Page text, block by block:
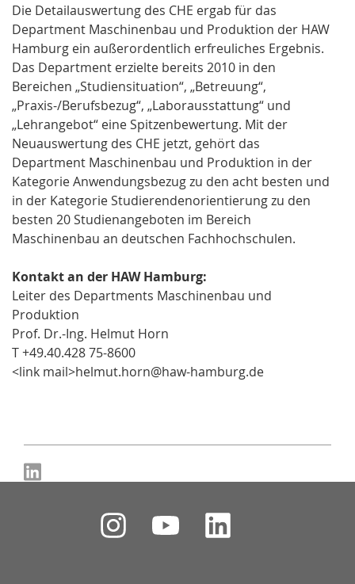
Die Detailauswertung des CHE ergab für das
Department Maschinenbau und Produktion der HAW
Hamburg ein außerordentlich erfreuliches Ergebnis.
Das Department erzielte bereits 2010 in den
Bereichen „Studiensituation“, „Betreuung“,
„Praxis-/Berufsbezug“, „Laborausstattung“ und
„Lehrangebot“ eine Spitzenbewertung. Mit der
Neuauswertung des CHE jetzt, gehört das
Department Maschinenbau und Produktion in der
Kategorie Anwendungsbezug zu den acht besten und
in der Kategorie Studierendenorientierung zu den
besten 20 Studienangeboten im Bereich
Maschinenbau an deutschen Fachhochschulen.
Kontakt an der HAW Hamburg:
Leiter des Departments Maschinenbau und
Produktion
Prof. Dr.-Ing. Helmut Horn
T +49.40.428 75-8600
<link mail>helmut.horn@haw-hamburg.de